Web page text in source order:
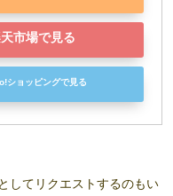
市場で見る
ショッピングで見る
としてリクエストするのもい